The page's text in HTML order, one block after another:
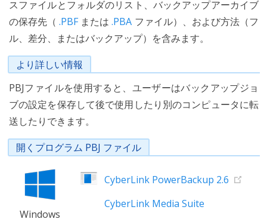
スファイルとフォルダのリスト、バックアップアーカイブ
の保存先（.PBFまたは.PBA ファイル）、および方法（フ
ル、差分、またはバックアップ）を含みます。
より詳しい情報
PBJファイルを使用すると、ユーザーはバックアップジョ
ブの設定を保存して後で使用したり別のコンピュータに転
送したりできます。
開くプログラム PBJ ファイル
Windows
CyberLink PowerBackup 2.6
CyberLink Media Suite